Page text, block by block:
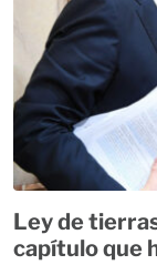
Ley de
capítulo que